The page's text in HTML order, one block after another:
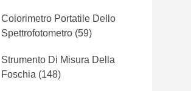
Colorimetro Portatile Dello
Spettrofotometro (59)
Strumento Di Misura Della
Foschia (148)